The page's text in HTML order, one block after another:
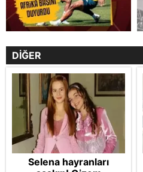
DİĞER
Selena hayranları